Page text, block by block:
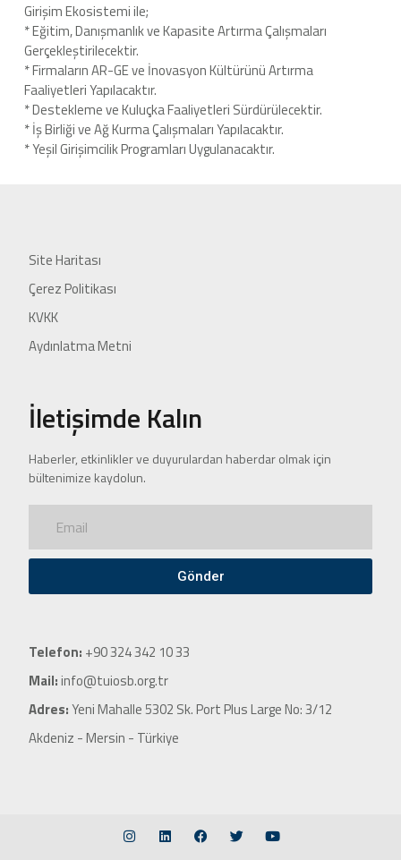
Girişim Ekosistemi ile;
* Eğitim, Danışmanlık ve Kapasite Artırma Çalışmaları
Gerçekleştirilecektir.
* Firmaların AR-GE ve İnovasyon Kültürünü Artırma
Faaliyetleri Yapılacaktır.
* Destekleme ve Kuluçka Faaliyetleri Sürdürülecektir.
* İş Birliği ve Ağ Kurma Çalışmaları Yapılacaktır.
* Yeşil Girişimcilik Programları Uygulanacaktır.
Site Haritası
Çerez Politikası
KVKK
Aydınlatma Metni
İletişimde Kalın
Haberler, etkinlikler ve duyurulardan haberdar olmak için
bültenimize kaydolun.
Gönder
Telefon: +90 324 342 10 33
Mail:info@tuiosb.org.tr
Adres:Yeni Mahalle 5302 Sk. Port Plus Large No: 3/12
Akdeniz - Mersin - Türkiye